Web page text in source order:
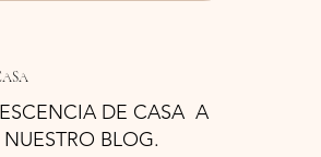
DE CASA A
BLOG.